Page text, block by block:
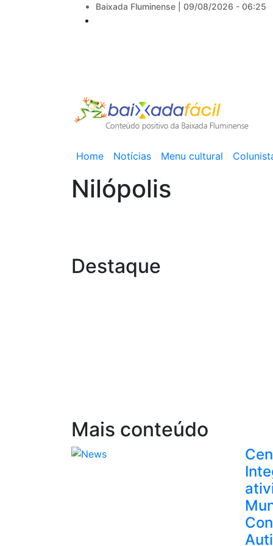
Baixada Fluminense | 09/08/2026 - 06:25
Main
navigation
Home Notícias Menu cultural
Nilópolis
Destaque
Mais conteúdo